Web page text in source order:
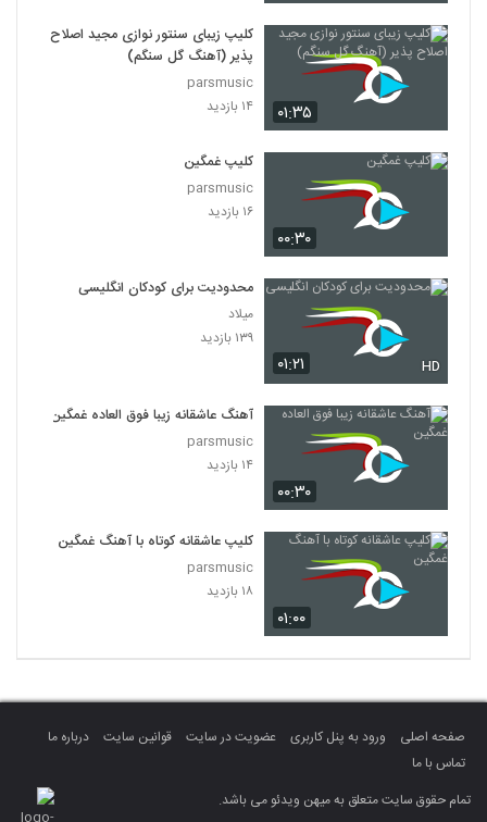
۰۱:۳۵
کلیپ زیبای سنتور نوازی مجید اصلاح
پذیر (آهنگ گل سنگم)
parsmusic
۱۴ بازدید
۰۰:۳۰
کلیپ غمگین
parsmusic
۱۶ بازدید
۰۱:۲۱ HD
محدودیت برای کودکان انگلیسی
میلاد
۱۳۹ بازدید
۰۰:۳۰
آهنگ عاشقانه زیبا فوق العاده غمگین
parsmusic
۱۴ بازدید
۰۱:۰۰
کلیپ عاشقانه کوتاه با آهنگ غمگین
parsmusic
۱۸ بازدید
صفحه اصلی ورود به پنل کاربری عضویت در سایت قوانین سایت
درباره ما
تماس با ما
تمام حقوق سایت متعلق به میهن ویدئو می باشد.